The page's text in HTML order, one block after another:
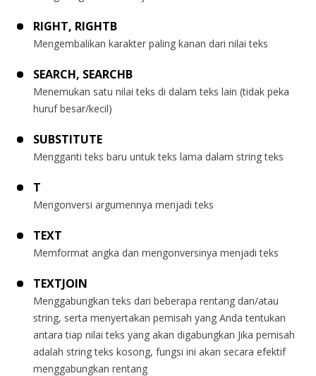
RIGHT, RIGHTB
Mengembalikan karakter paling kanan dari nilai teks
SEARCH, SEARCHB
Menemukan satu nilai teks di dalam teks lain (tidak peka
huruf besar/kecil)
SUBSTITUTE
Mengganti teks baru untuk teks lama dalam string teks
T
Mengonversi argumennya menjadi teks
TEXT
Memformat angka dan mengonversinya menjadi teks
TEXTJOIN
Menggabungkan teks dari beberapa rentang dan/atau
string, serta menyertakan pemisah yang Anda tentukan
antara tiap nilai teks yang akan digabungkan Jika pemisah
adalah string teks kosong, fungsi ini akan secara efektif
menggabungkan rentang